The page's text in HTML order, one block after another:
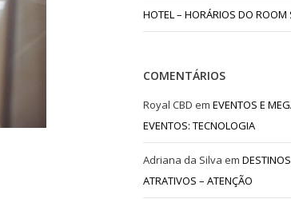
HOTEL – HORÁRIOS DO ROOM
COMENTÁRIOS
Royal CBD emEVENTOS E
EVENTOS: TECNOLOGIA
Adriana da Silva em
ATRATIVOS – ATENÇÃO